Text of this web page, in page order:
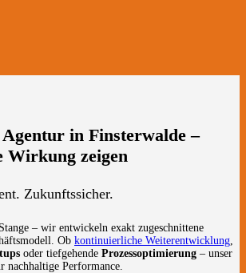
in Finsterwalde –
Wirkung zeigen
Zukunftssicher.
– wir entwickeln exakt zugeschnittene
Ob kontinuierliche Weiterentwicklung
oder tiefgehende Prozessoptimierung – unser
nachhaltige Performance.